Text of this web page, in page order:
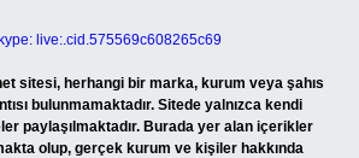
live:.cid.575569c608265c69
sitesi, herhangi bir marka, kurum veya şahıs
bulunmamaktadır. Sitede yalnızca kendi
paylaşılmaktadır. Burada yer alan içerikler
olup, gerçek kurum ve kişiler hakkında